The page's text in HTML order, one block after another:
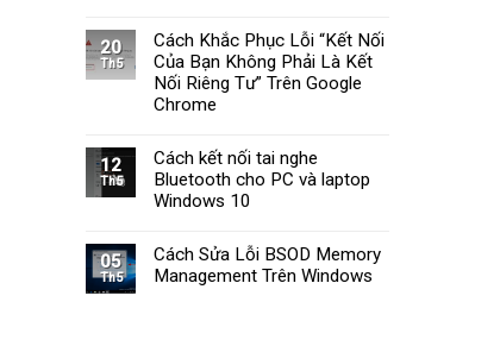
11
Nhanh
Chóng
(2025)
20
Th5
Cách Khắc Phục Lỗi “Kết Nối
Của Bạn Không Phải Là Kết
Nối Riêng Tư” Trên Google
Chrome
12
Th5
Cách kết nối tai nghe
Bluetooth cho PC và laptop
Windows 10
05
Th5
Cách Sửa Lỗi BSOD Memory
Management Trên Windows